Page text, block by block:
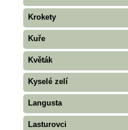
Krokety
Kuře
Květák
Kyselé zelí
Langusta
Lasturovci